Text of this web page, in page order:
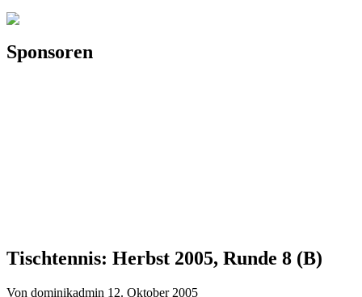
Sponsoren
Tischtennis: Herbst 2005, Runde 8 (B)
Von dominikadmin 12. Oktober 2005